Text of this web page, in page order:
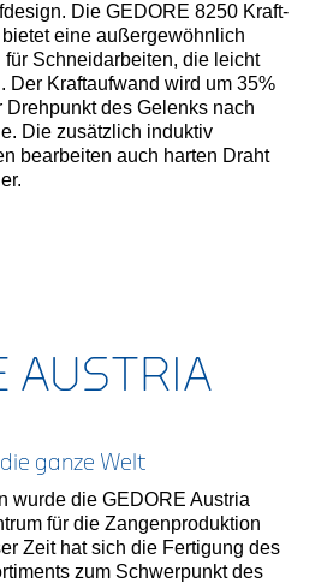
Die GEDORE 8250 Kraft-
eine außergewöhnlich
Schneidarbeiten, die leicht
Der Kraftaufwand wird um 35%
Drehpunkt des Gelenks nach
Die zusätzlich induktiv
bearbeiten auch harten Draht
AUSTRIA
ganze Welt
wurde die GEDORE Austria
für die Zangenproduktion
Zeit hat sich die Fertigung des
zum Schwerpunkt des